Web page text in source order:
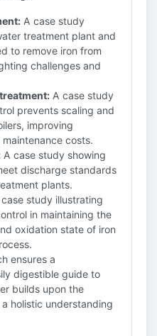
A case study
treatment plant and
to remove iron from
challenges and
A case study
prevents scaling and
improving
costs.
A case study showing
discharge standards
plants.
case study illustrating
in maintaining the
oxidation state of iron
ensures a
digestible guide to
builds upon the
holistic understanding